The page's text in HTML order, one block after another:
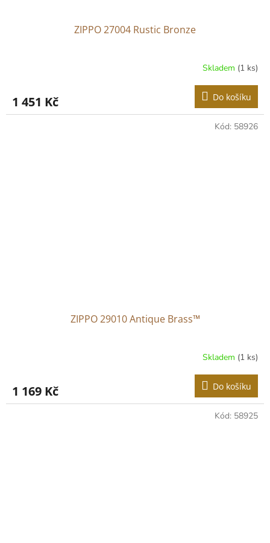
ZIPPO 27004 Rustic Bronze
Skladem (1 ks)
1 451 Kč Do košíku
ZIPPO 29010 Antique Brass™
Skladem (1 ks)
1 169 Kč Do košíku
Kód: 58926
Kód: 58925